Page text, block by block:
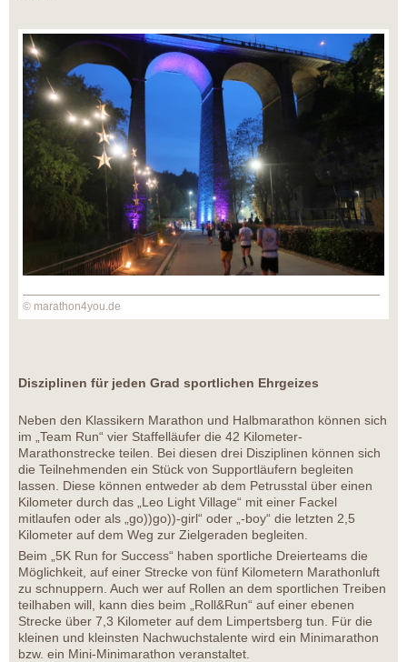
© marathon4you.de
Disziplinen für jeden Grad sportlichen Ehrgeizes
Neben den Klassikern Marathon und Halbmarathon können sich
im „Team Run“ vier Staffelläufer die 42 Kilometer-
Marathonstrecke teilen. Bei diesen drei Disziplinen können sich
die Teilnehmenden ein Stück von Supportläufern begleiten
lassen. Diese können entweder ab dem Petrusstal über einen
Kilometer durch das „Leo Light Village“ mit einer Fackel
mitlaufen oder als „go))go))-girl“ oder „-boy“ die letzten 2,5
Kilometer auf dem Weg zur Zielgeraden begleiten.
Beim „5K Run for Success“ haben sportliche Dreierteams die
Möglichkeit, auf einer Strecke von fünf Kilometern Marathonluft
zu schnuppern. Auch wer auf Rollen an dem sportlichen Treiben
teilhaben will, kann dies beim „Roll&Run“ auf einer ebenen
Strecke über 7,3 Kilometer auf dem Limpertsberg tun. Für die
kleinen und kleinsten Nachwuchstalente wird ein Minimarathon
bzw. ein Mini-Minimarathon veranstaltet.